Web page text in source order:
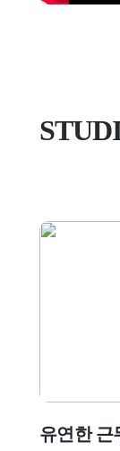
유연한 근